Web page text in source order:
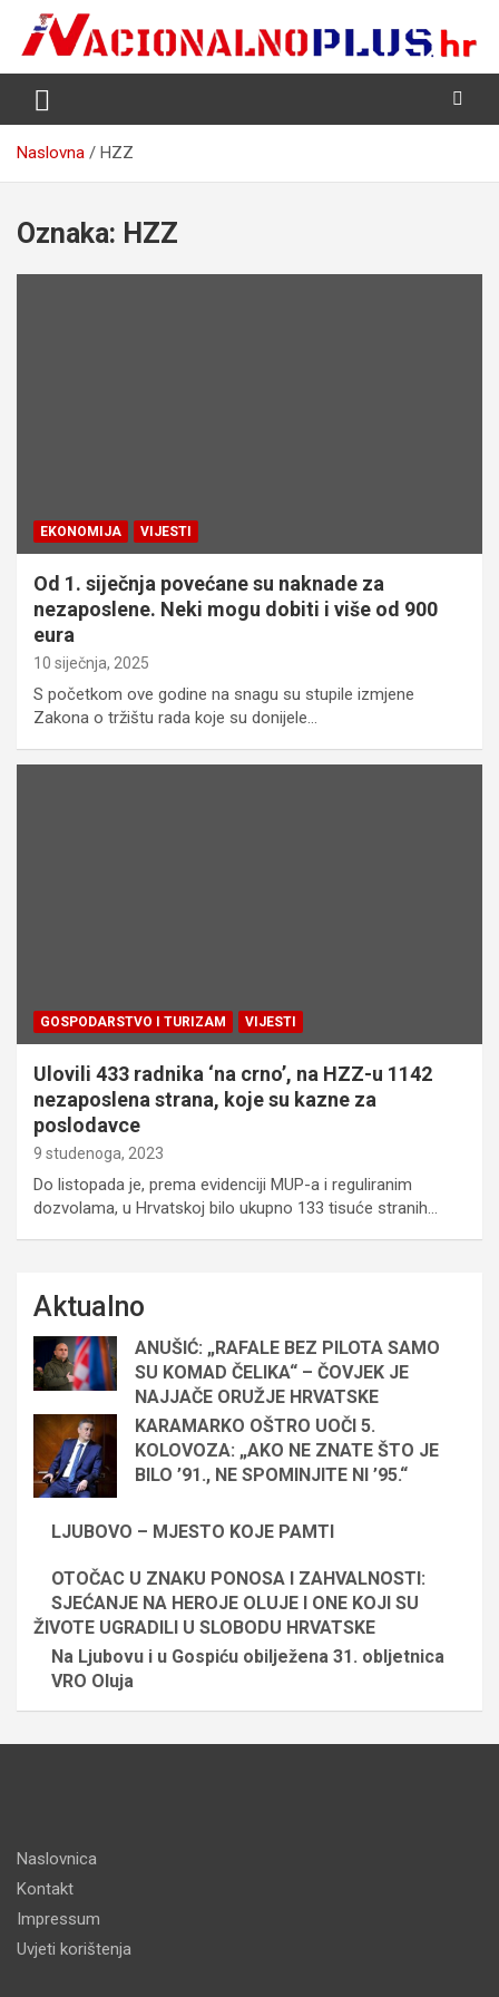
content
NacionalnoPlus.hr
Nacija želi znati više
Naslovna HZZ
Oznaka: HZZ
EKONOMIJA VIJESTI
Od 1. siječnja povećane su naknade za
nezaposlene. Neki mogu dobiti i više od 900
eura
10 siječnja, 2025
S početkom ove godine na snagu su stupile izmjene
Zakona o tržištu rada koje su donijele…
GOSPODARSTVO I TURIZAM VIJESTI
Ulovili 433 radnika ‘na crno’, na HZZ-u 1142
nezaposlena strana, koje su kazne za
poslodavce
9 studenoga, 2023
Do listopada je, prema evidenciji MUP-a i reguliranim
dozvolama, u Hrvatskoj bilo ukupno 133 tisuće stranih…
Aktualno
ANUŠIĆ: „RAFALE BEZ PILOTA SAMO
SU KOMAD ČELIKA“ – ČOVJEK JE
NAJJAČE ORUŽJE HRVATSKE
KARAMARKO OŠTRO UOČI 5.
KOLOVOZA: „AKO NE ZNATE ŠTO JE
BILO ’91., NE SPOMINJITE NI ’95.“
LJUBOVO – MJESTO KOJE PAMTI
OTOČAC U ZNAKU PONOSA I ZAHVALNOSTI:
SJEĆANJE NA HEROJE OLUJE I ONE KOJI SU
ŽIVOTE UGRADILI U SLOBODU HRVATSKE
Na Ljubovu i u Gospiću obilježena 31. obljetnica
VRO Oluja
Naslovnica
Kontakt
Impressum
Uvjeti korištenja